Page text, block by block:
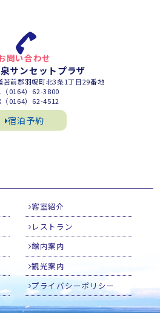
問い合わせ
サンセットプラザ
前郡羽幌町北3条1丁目29番地
（0164）62-3800
（0164）62-4512
宿泊予約
客室紹介
レストラン
館内案内
観光案内
プライバシーポリシー